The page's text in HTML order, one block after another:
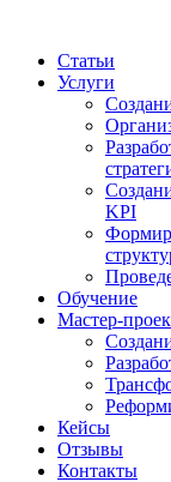
Статьи
Услуги
KPI
Обучение
Мастер-
Кейсы
Отзывы
Контакты